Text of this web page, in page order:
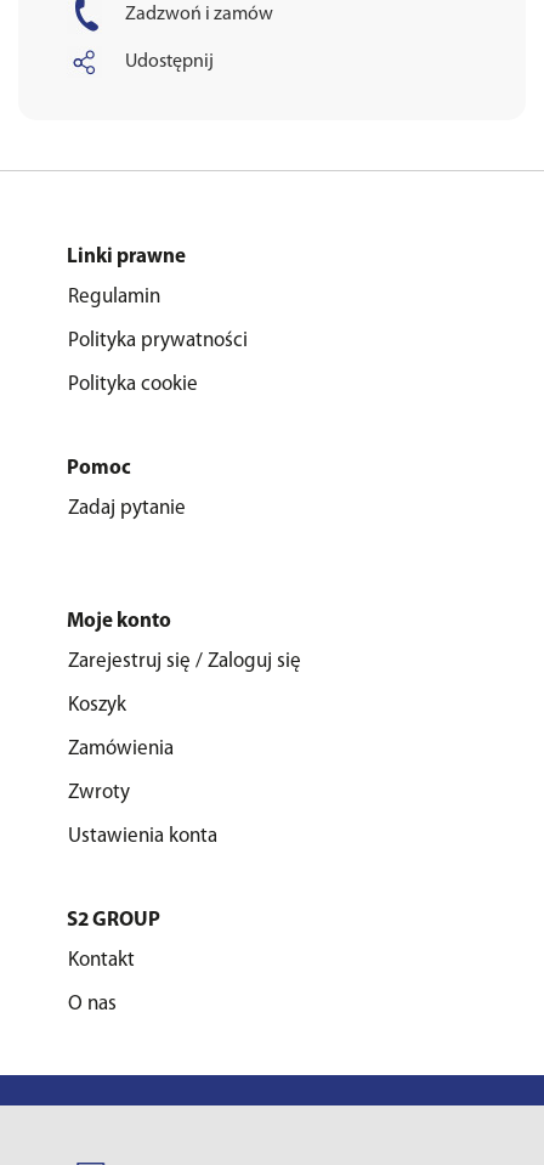
Zadzwoń i zamów
Udostępnij
Linki prawne
Regulamin
Polityka prywatności
Polityka cookie
Pomoc
Zadaj pytanie
Moje konto
Zarejestruj się / Zaloguj się
Koszyk
Zamówienia
Zwroty
Ustawienia konta
S2 GROUP
Kontakt
O nas